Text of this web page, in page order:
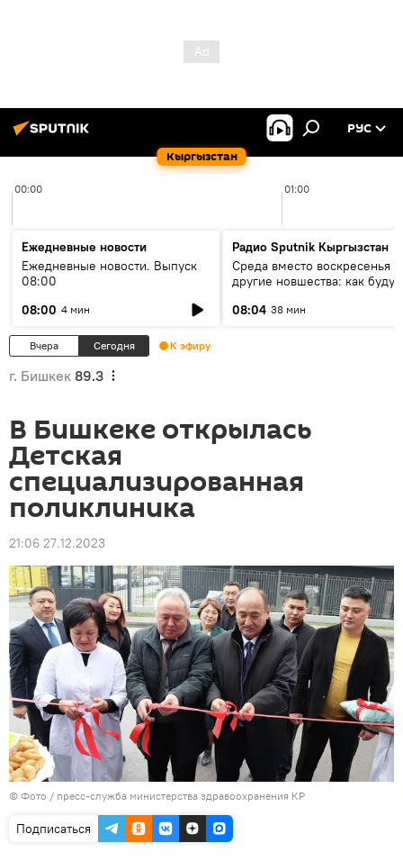
Кыргызстан
РУС
00:00 01:00
Ежедневные новости
Ежедневные новости. Выпуск
08:00
08:00 4 мин
Радио Sputnik Кыргызстан
Среда вместо воскресенья и
другие новшества: как будут
08:04 38 мин
Вчера Сегодня К эфиру
г. Бишкек 89.3
В Бишкеке открылась
Детская
специализированная
поликлиника
21:06 27.12.2023
© Фото / пресс-служба министерства здравоохранения КР
Подписаться